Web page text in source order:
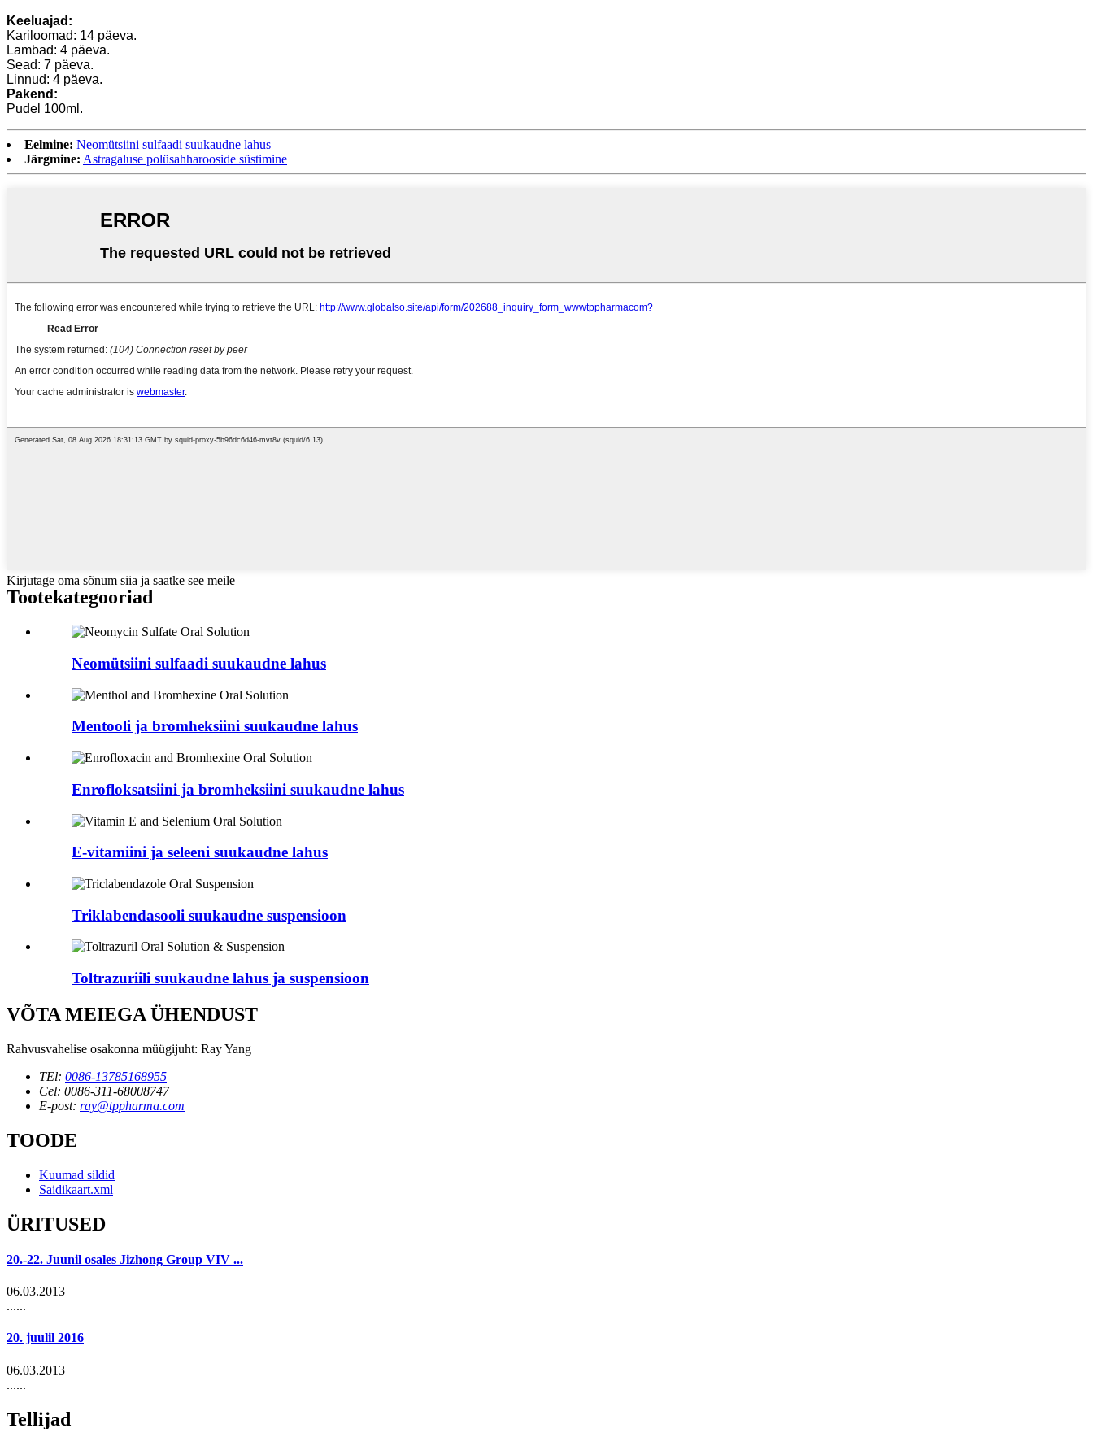
Keeluajad:
Kariloomad: 14 päeva.
Lambad: 4 päeva.
Sead: 7 päeva.
Linnud: 4 päeva.
Pakend:
Pudel 100ml.
Eelmine: Neomütsiini sulfaadi suukaudne lahus
Järgmine: Astragaluse polüsahharooside süstimine
Kirjutage oma sõnum siia ja saatke see meile
Tootekategooriad
Neomütsiini sulfaadi suukaudne lahus
Mentooli ja bromheksiini suukaudne lahus
Enrofloksatsiini ja bromheksiini suukaudne lahus
E-vitamiini ja seleeni suukaudne lahus
Triklabendasooli suukaudne suspensioon
Toltrazuriili suukaudne lahus ja suspensioon
VÕTA MEIEGA ÜHENDUST
Rahvusvahelise osakonna müügijuht: Ray Yang
TEl: 0086-13785168955
Cel: 0086-311-68008747
E-post: ray@tppharma.com
TOODE
Kuumad sildid
Saidikaart.xml
ÜRITUSED
20.-22. Juunil osales Jizhong Group VIV ...
06.03.2013
......
20. juulil 2016
06.03.2013
......
Tellijad